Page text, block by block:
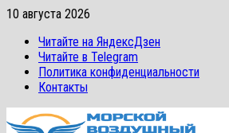
Перейти
содержимому
10 августа 2026
Читайте на ЯндексДзен
Читайте в Telegram
Политика конфиденциальности
Контакты